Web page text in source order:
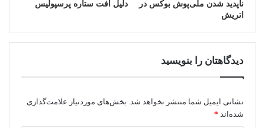
ناپدید شدن ملی‌پوش بوکس در
اتریش
دلیل افت ستاره پرسپولیس
دیدگاهتان را بنویسید
نشانی ایمیل شما منتشر نخواهد شد. بخش‌های موردنیاز علامت‌گذاری
شده‌اند *